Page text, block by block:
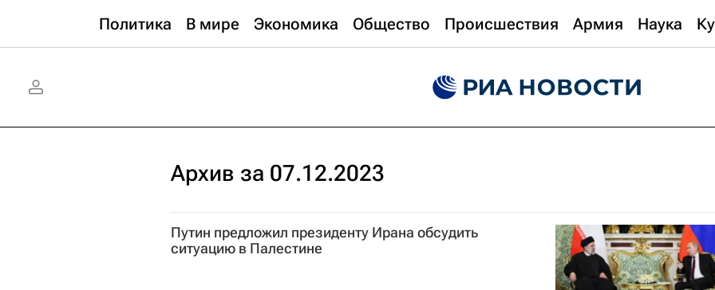
Политика В мире Экономика Общество Происшествия Армия Наука
Архив за 07.12.2023
Путин предложил президенту Ирана обсудить
ситуацию в Палестине